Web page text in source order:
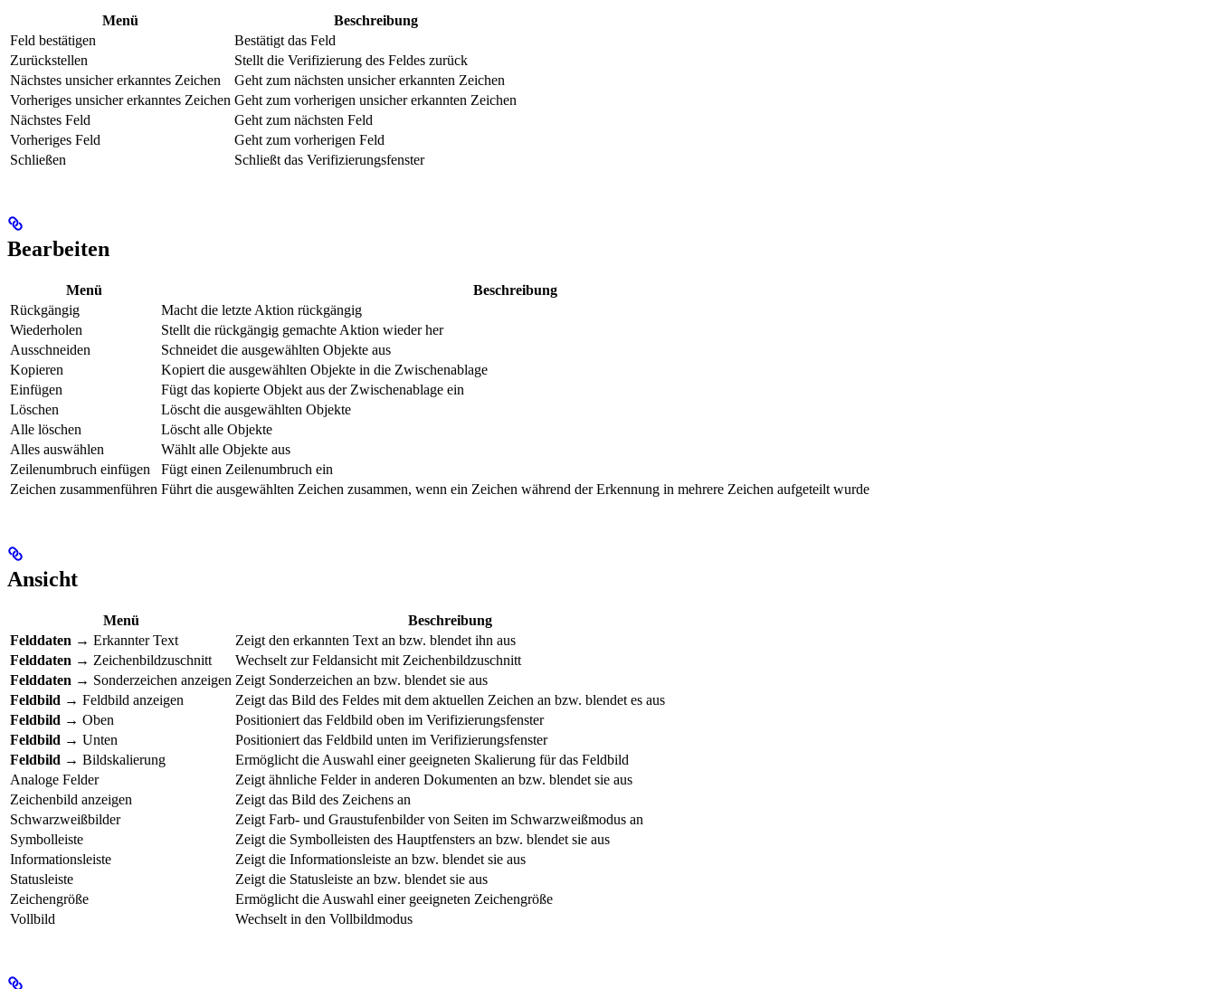
Menü
Beschreibung
Feld bestätigen
Bestätigt das Feld
Zurückstellen
Stellt die Verifizierung des Feldes zurück
Nächstes unsicher erkanntes Zeichen
Geht zum nächsten unsicher erkannten Zeichen
Vorheriges unsicher erkanntes Zeichen Geht zum vorherigen unsicher erkannten Zeichen
Nächstes Feld
Geht zum nächsten Feld
Vorheriges Feld
Geht zum vorherigen Feld
Schließen
Schließt das Verifizierungsfenster
Bearbeiten
Menü
Beschreibung
Rückgängig
Macht die letzte Aktion rückgängig
Wiederholen
Stellt die rückgängig gemachte Aktion wieder her
Ausschneiden
Schneidet die ausgewählten Objekte aus
Kopieren
Kopiert die ausgewählten Objekte in die Zwischenablage
Einfügen
Fügt das kopierte Objekt aus der Zwischenablage ein
Löschen
Löscht die ausgewählten Objekte
Alle löschen
Löscht alle Objekte
Alles auswählen
Wählt alle Objekte aus
Zeilenumbruch einfügen
Fügt einen Zeilenumbruch ein
Zeichen zusammenführen Führt die ausgewählten Zeichen zusammen, wenn ein Zeichen während der Erkennung in mehrere Zeichen aufgeteilt wurde
Ansicht
Menü
Beschreibung
Felddaten → Erkannter Text
Zeigt den erkannten Text an bzw. blendet ihn aus
Felddaten → Zeichenbildzuschnitt
Wechselt zur Feldansicht mit Zeichenbildzuschnitt
Felddaten → Sonderzeichen anzeigen Zeigt Sonderzeichen an bzw. blendet sie aus
Feldbild → Feldbild anzeigen
Zeigt das Bild des Feldes mit dem aktuellen Zeichen an bzw. blendet es aus
Feldbild → Oben
Positioniert das Feldbild oben im Verifizierungsfenster
Feldbild → Unten
Positioniert das Feldbild unten im Verifizierungsfenster
Feldbild → Bildskalierung
Ermöglicht die Auswahl einer geeigneten Skalierung für das Feldbild
Analoge Felder
Zeigt ähnliche Felder in anderen Dokumenten an bzw. blendet sie aus
Zeichenbild anzeigen
Zeigt das Bild des Zeichens an
Schwarzweißbilder
Zeigt Farb- und Graustufenbilder von Seiten im Schwarzweißmodus an
Symbolleiste
Zeigt die Symbolleisten des Hauptfensters an bzw. blendet sie aus
Informationsleiste
Zeigt die Informationsleiste an bzw. blendet sie aus
Statusleiste
Zeigt die Statusleiste an bzw. blendet sie aus
Zeichengröße
Ermöglicht die Auswahl einer geeigneten Zeichengröße
Vollbild
Wechselt in den Vollbildmodus